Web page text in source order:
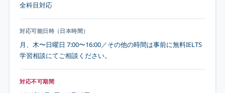
全科目対応
対応可能日時（日本時間）
月、木〜日曜日 7:00〜16:00／その他の時間は事前に無料IELTS
学習相談にてご相談ください。
対応不可期間